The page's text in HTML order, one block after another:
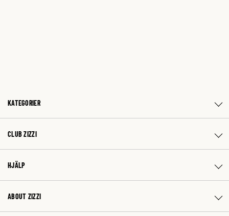
KATEGORIER
CLUB ZIZZI
HJÄLP
ABOUT ZIZZI